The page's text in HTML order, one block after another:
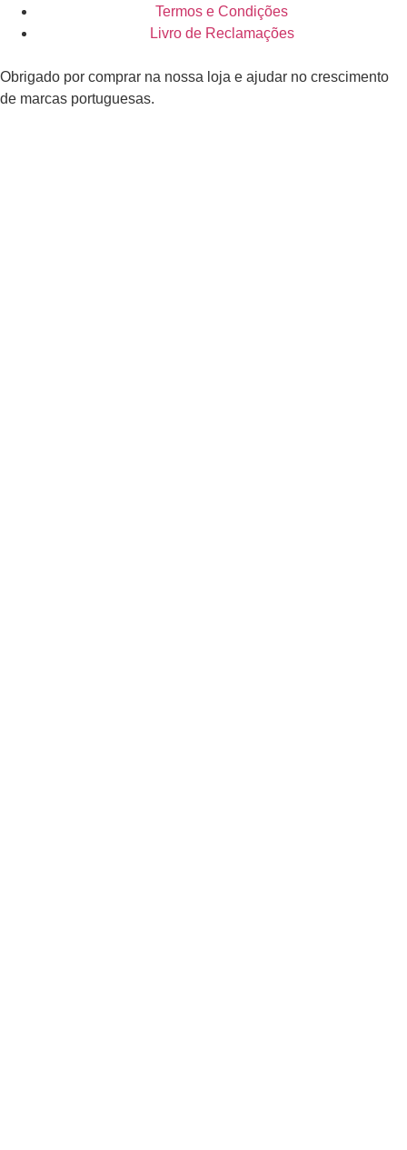
Termos e Condições
Livro de Reclamações
Obrigado por comprar na nossa loja e ajudar no crescimento
de marcas portuguesas.